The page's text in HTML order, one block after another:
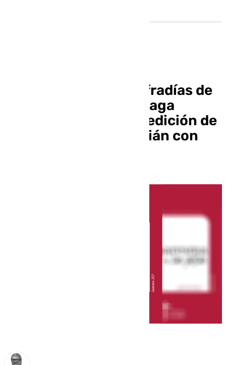
La Agrupación de Cofradías de
Semana Santa de Málaga
presenta la segunda edición de
Cuaresma en San Julián con